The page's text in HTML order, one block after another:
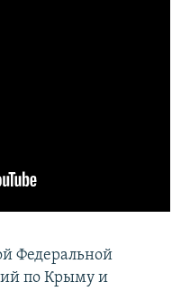
Федеральной
по Крыму и